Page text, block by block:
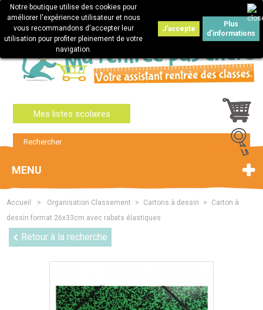
Connexion
Mes listes scolaires
Notre boutique utilise des cookies pour
améliorer l'expérience utilisateur et nous
vous recommandons d'accepter leur
utilisation pour profiter pleinement de votre
navigation.
J'accepte
Plus
d'informations
MENU
Accueil > Organisation Classement > Cartons à dessin >
Carton à
dessin format 26x33cm avec rabats élastiques
Retour à la recherche